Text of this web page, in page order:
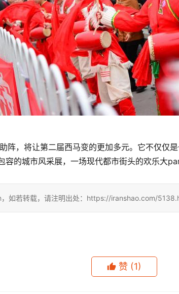
阵，将让第二届西马变的更加多元。它不仅仅
容的城市风采展，一场现代都市街头的欢乐大
，如若转载，请注明出处：https://iranshao.com/
赞 (1)